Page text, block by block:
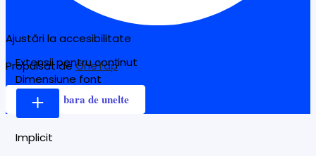
Ajustări la accesibilitate
Propulsat deOneTap
Ascunde bara de unelte
Extensii pentru conținut
Dimensiune font
Implicit